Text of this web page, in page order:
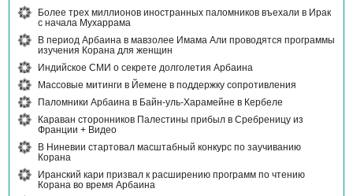
Более трех миллионов иностранных паломников въехали в Ирак
с начала Мухаррама
В период Арбаина в мавзолее Имама Али проводятся программы
изучения Корана для женщин
Индийское СМИ о секрете долголетия Арбаина
Массовые митинги в Йемене в поддержку сопротивления
Паломники Арбаина в Байн-уль-Харамейне в Кербеле
Караван сторонников Палестины прибыл в Сребреницу из
Франции + Видео
В Ниневии стартовал масштабный конкурс по заучиванию
Корана
Иранский кари призвал к расширению программ по чтению
Корана во время Арбаина